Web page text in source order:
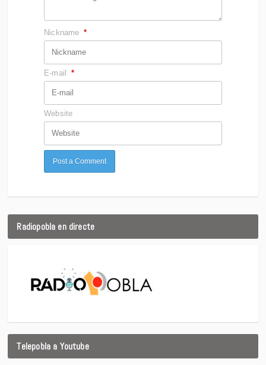
Nickname *
E-mail *
Website
Radiopobla en directe
Telepobla a Youtube